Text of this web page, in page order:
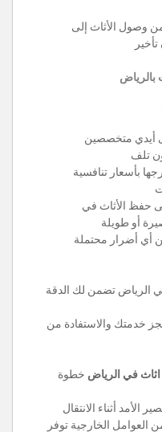
وصول الأثاث إلى
بالرياض
أيدي متخصصين
تلف
بأسعار تنافسية
حفظ الأثاث في
أو طويلة
أي أضرار محتملة
الرياض تضمن لك الدقة
خدمتك والاستفادة من
في الرياض خطوة
أثناء الانتقال
العوامل الخارجية توفر